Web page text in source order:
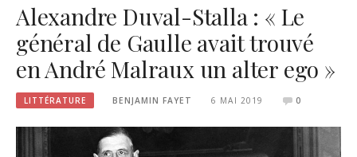
Alexandre Duval-Stalla : « Le
général de Gaulle avait trouvé
en André Malraux un alter ego »
LITTÉRATURE BENJAMIN FAYET 6 MAI 2019 0